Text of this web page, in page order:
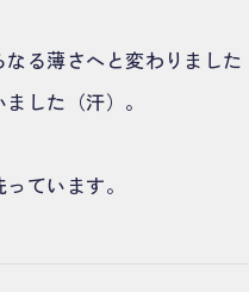
る薄さへと変わりました
した（汗）。
ています。